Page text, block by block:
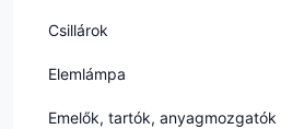
Csillárok
Elemlámpa
Emelők, tartók, anyagmozgatók